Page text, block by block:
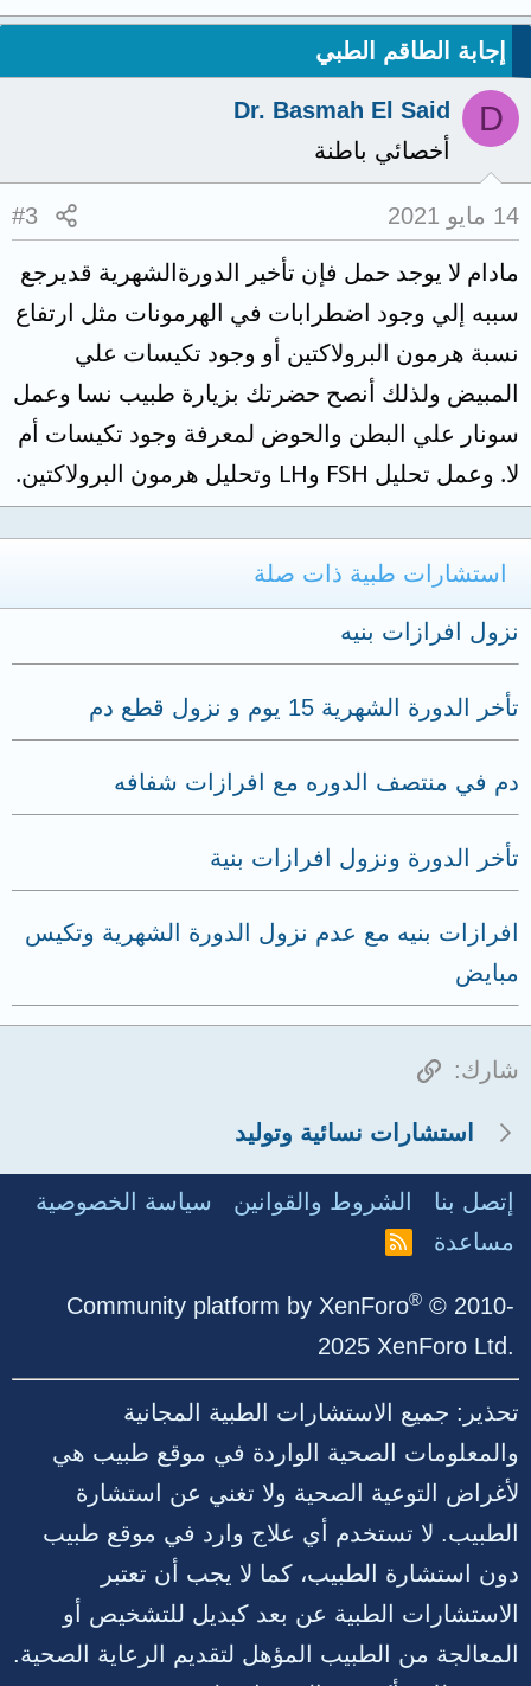
إجابة الطاقم الطبي
D
Dr. Basmah El Said
أخصائي باطنة
14 مايو 2021 #3
مادام لا يوجد حمل فإن تأخير الدورةالشهرية قديرجع
سببه إلي وجود اضطرابات في الهرمونات مثل ارتفاع
نسبة هرمون البرولاكتين أو وجود تكيسات علي
المبيض ولذلك أنصح حضرتك بزيارة طبيب نسا وعمل
سونار علي البطن والحوض لمعرفة وجود تكيسات أم
لا. وعمل تحليل FSH وLH وتحليل هرمون البرولاكتين.
استشارات طبية ذات صلة
نزول افرازات بنيه
تأخر الدورة الشهرية 15 يوم و نزول قطع دم
دم في منتصف الدوره مع افرازات شفافه
تأخر الدورة ونزول افرازات بنية
افرازات بنيه مع عدم نزول الدورة الشهرية وتكيس
مبايض
شارك: الرابط
استشارات نسائية وتوليد
إتصل بنا الشروط والقوانين
سياسة الخصوصية
مساعدة
R
Community platform by XenForo® © 2010-
2025 XenForo Ltd.
تحذير: جميع الاستشارات الطبية المجانية
والمعلومات الصحية الواردة في موقع طبيب هي
لأغراض التوعية الصحية ولا تغني عن استشارة
الطبيب. لا تستخدم أي علاج وارد في موقع طبيب
دون استشارة الطبيب، كما لا يجب أن تعتبر
الاستشارات الطبية عن بعد كبديل للتشخيص أو
المعالجة من الطبيب المؤهل لتقديم الرعاية الصحية.